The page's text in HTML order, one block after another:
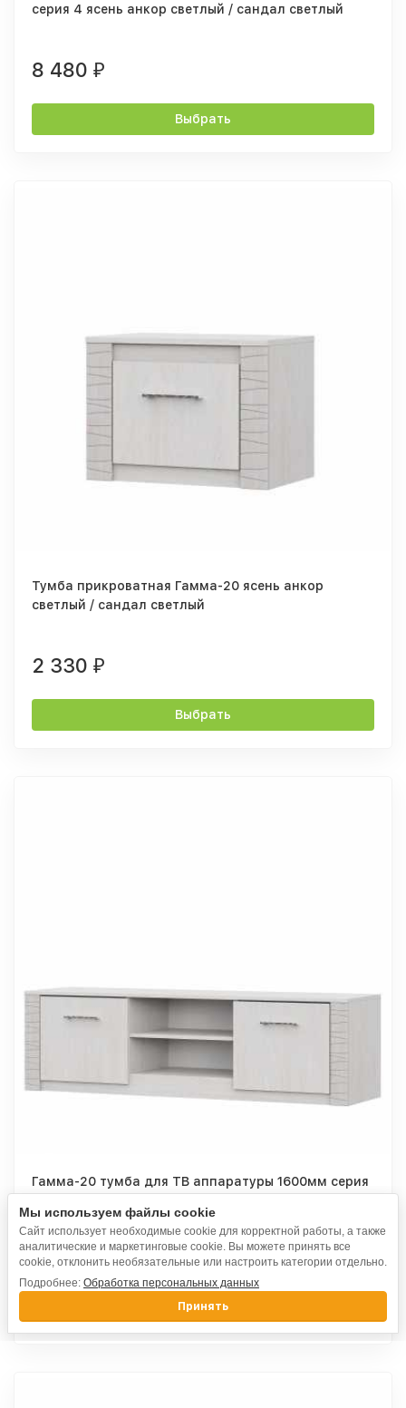
серия 4 ясень анкор светлый / сандал светлый
8 480 ₽
Выбрать
Тумба прикроватная Гамма-20 ясень анкор
светлый / сандал светлый
2 330 ₽
Выбрать
Гамма-20 тумба для ТВ аппаратуры 1600мм серия
8 730₽
Выбрать
Мы используем файлы cookie
Сайт использует необходимые cookie для корректной работы, а также
аналитические и маркетинговые cookie. Вы можете принять все
cookie, отклонить необязательные или настроить категории отдельно.
Подробнее: Обработка персональных данных
Принять